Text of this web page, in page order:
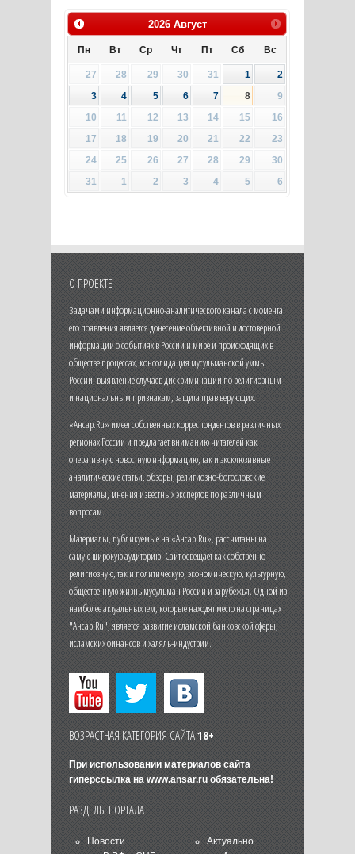
2026 Август
Пн Вт Ср Чт Пт Сб Вс
27 28 29 30 31 1
2
3
4 5 6 7 8
9
10
11 12 13 14 15
16
17
18 19 20 21 22
23
24
25 26 27 28 29
30
31
1 2 3 4 5 6
О ПРОЕКТЕ
Задачами информационно-аналитического канала с момента
его появления является донесение объективной и достоверной
информации о событиях в России и мире и происходящих в
обществе процессах, консолидация мусульманской уммы
России, выявление случаев дискриминации по религиозным
и национальным признакам, защита прав верующих.
«Ансар.Ru» имеет собственных корреспондентов в различных
регионах России и предлагает вниманию читателей как
оперативную новостную информацию, так и эксклюзивные
аналитические статьи, обзоры, религиозно-богословские
материалы, мнения известных экспертов по различным
вопросам.
Материалы, публикуемые на «Ансар.Ru», рассчитаны на
самую широкую аудиторию. Сайт освещает как собственно
религиозную, так и политическую, экономическую, культурную,
общественную жизнь мусульман России и зарубежья. Одной из
наиболее актуальных тем, которые находят место на страницах
"Ансар.Ru", является развитие исламской банковской сферы,
исламских финансов и халяль-индустрии.
ВОЗРАСТНАЯ КАТЕГОРИЯ САЙТА18+
При использовании материалов сайта
гиперссылка на www.ansar.ruобязательна!
РАЗДЕЛЫ ПОРТАЛА
Новости
Актуально